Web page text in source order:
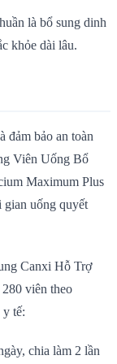
là bổ sung dinh
khỏe dài lâu.
đảm bảo an toàn
Viên Uống Bổ
Maximum Plus
gian uống quyết
Canxi Hỗ Trợ
viên theo
y tế:
chia làm 2 lần